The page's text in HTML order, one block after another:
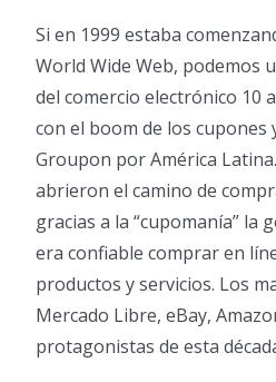
Si en 1999 estaba
World Wide Web, podemos
del comercio electrónico 10
con el boom de los cupones
Groupon por América
abrieron el camino de
gracias a la “cupomanía” la
era confiable comprar en
productos y servicios. Los
Mercado Libre, eBay,
protagonistas de esta